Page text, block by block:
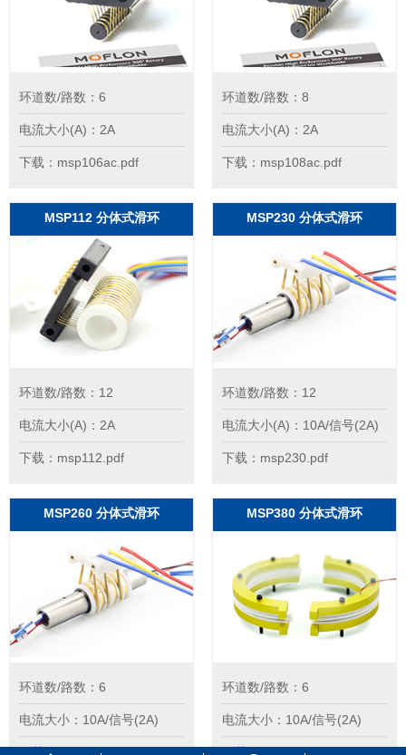
环道数/路数：6
电流大小(A)：2A
下载：msp106ac.pdf
环道数/路数：8
电流大小(A)：2A
下载：msp108ac.pdf
MSP112 分体式滑环
环道数/路数：12
电流大小(A)：2A
下载：msp112.pdf
MSP230 分体式滑环
环道数/路数：12
电流大小(A)：10A/信号(2A)
下载：msp230.pdf
MSP260 分体式滑环
环道数/路数：6
电流大小：10A/信号(2A)
MSP380 分体式滑环
环道数/路数：6
电流大小：10A/信号(2A)